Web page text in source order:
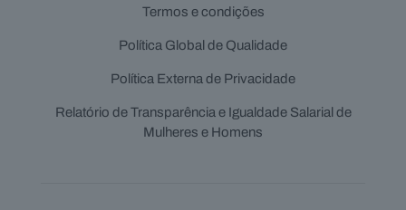
Termos e condições
Política Global de Qualidade
Política Externa de Privacidade
Relatório de Transparência e Igualdade Salarial de
Mulheres e Homens